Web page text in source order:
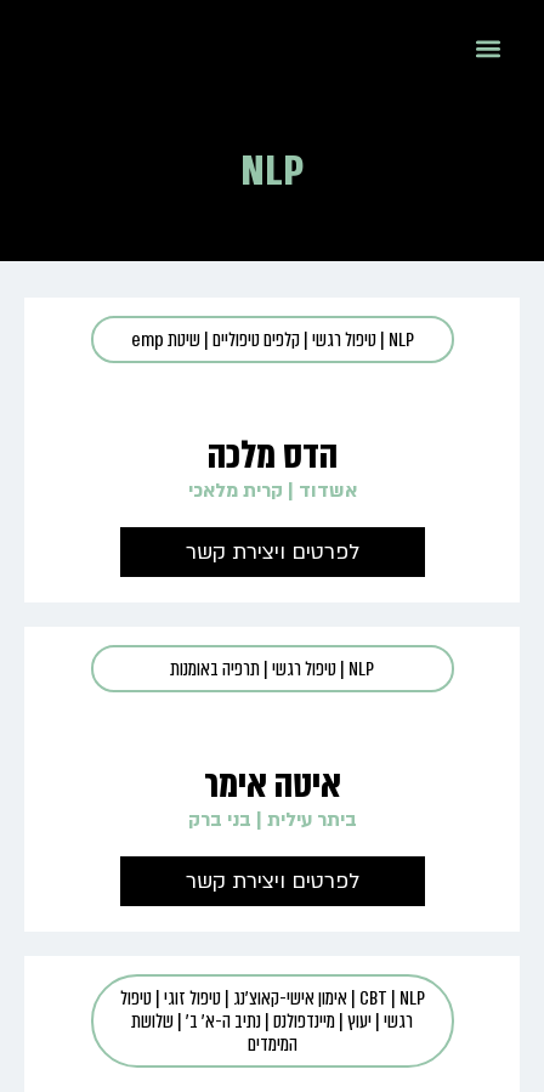
NLP
NLP
|טיפול רגשי|קלפים טיפוליים|שיטת emp
הדס מלכה
אשדוד | קרית מלאכי
לפרטים ויצירת קשר
NLP
|טיפול רגשי|תרפיה באומנות
איטה אימר
ביתר עילית | בני ברק
לפרטים ויצירת קשר
CBT | NLP
|אימון אישי-קאוצ'נג |טיפול זוגי|טיפול
רגשי|יעוץ|מיינדפולנס|נתיב ה-א' ב'|שלושת
המימדים